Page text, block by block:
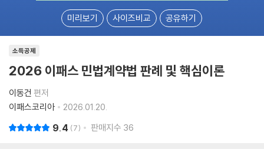
미리보기 사이즈비교 공유하기
소득공제
2026 이패스 민법계약법 판례 및 핵심이론
이동건 편저
이패스코리아
2026.01.20.
9.4 7 판매지수 36